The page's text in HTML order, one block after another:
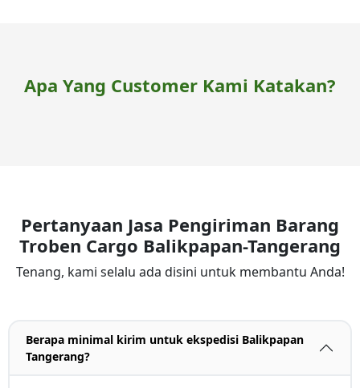
Apa Yang Customer Kami Katakan?
Pertanyaan Jasa Pengiriman Barang
Troben Cargo Balikpapan-Tangerang
Tenang, kami selalu ada disini untuk membantu Anda!
Berapa minimal kirim untuk ekspedisi Balikpapan
Tangerang?